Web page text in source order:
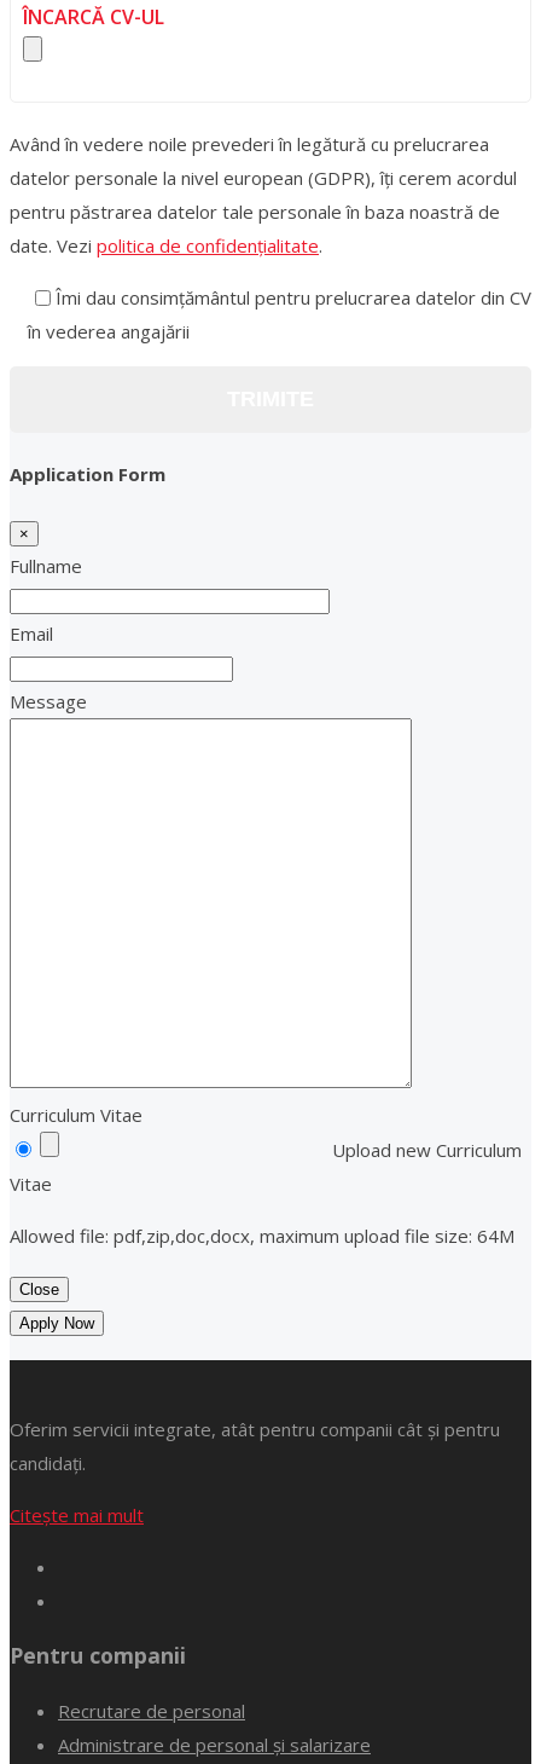
ÎNCARCĂ CV-UL
Având în vedere noile prevederi în legătură cu prelucrarea
datelor personale la nivel european (GDPR), îți cerem acordul
pentru păstrarea datelor tale personale în baza noastră de
date. Vezi politica de confidențialitate.
Îmi dau consimțământul pentru prelucrarea datelor din CV
în vederea angajării
Application Form
×
Fullname
Email
Message
Curriculum Vitae
Upload new Curriculum
Vitae
Allowed file: pdf,zip,doc,docx, maximum upload file size: 64M
Close
Apply Now
Oferim servicii integrate, atât pentru companii cât și pentru
candidați.
Citește mai mult
Pentru companii
Recrutare de personal
Administrare de personal și salarizare